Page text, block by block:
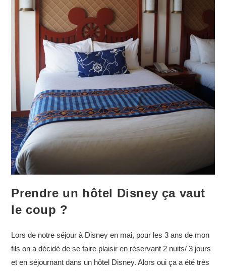
Prendre un hôtel Disney ça vaut
le coup ?
Lors de notre séjour à Disney en mai, pour les 3 ans de mon
fils on a décidé de se faire plaisir en réservant 2 nuits/ 3 jours
et en séjournant dans un hôtel Disney. Alors oui ça a été très